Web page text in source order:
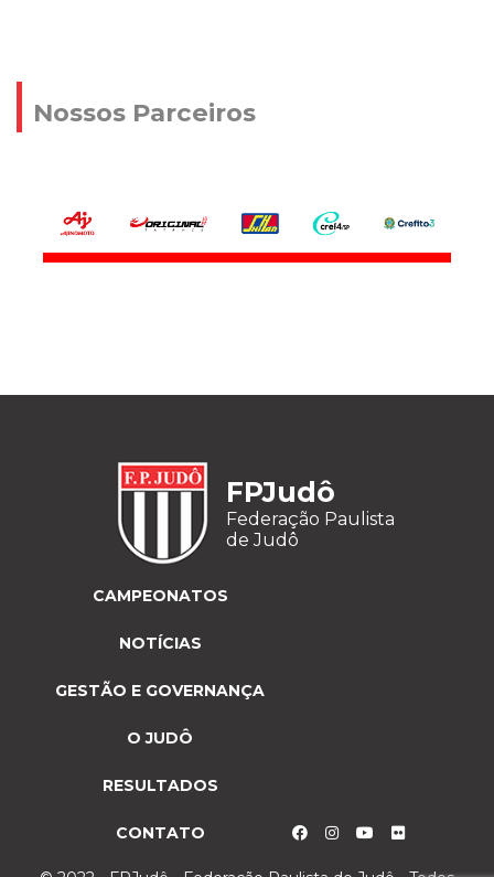
Nossos Parceiros
FPJudô
Federação Paulista
de Judô
CAMPEONATOS
NOTÍCIAS
GESTÃO E GOVERNANÇA
O JUDÔ
RESULTADOS
CONTATO